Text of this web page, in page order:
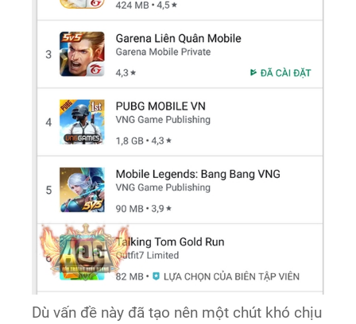
Dù vấn đề này đã tạo nên một chút khó chịu